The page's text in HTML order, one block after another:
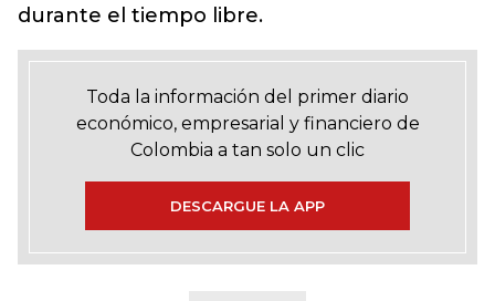
durante el tiempo libre.
Toda la información del primer diario
económico, empresarial y financiero de
Colombia a tan solo un clic
DESCARGUE LA APP